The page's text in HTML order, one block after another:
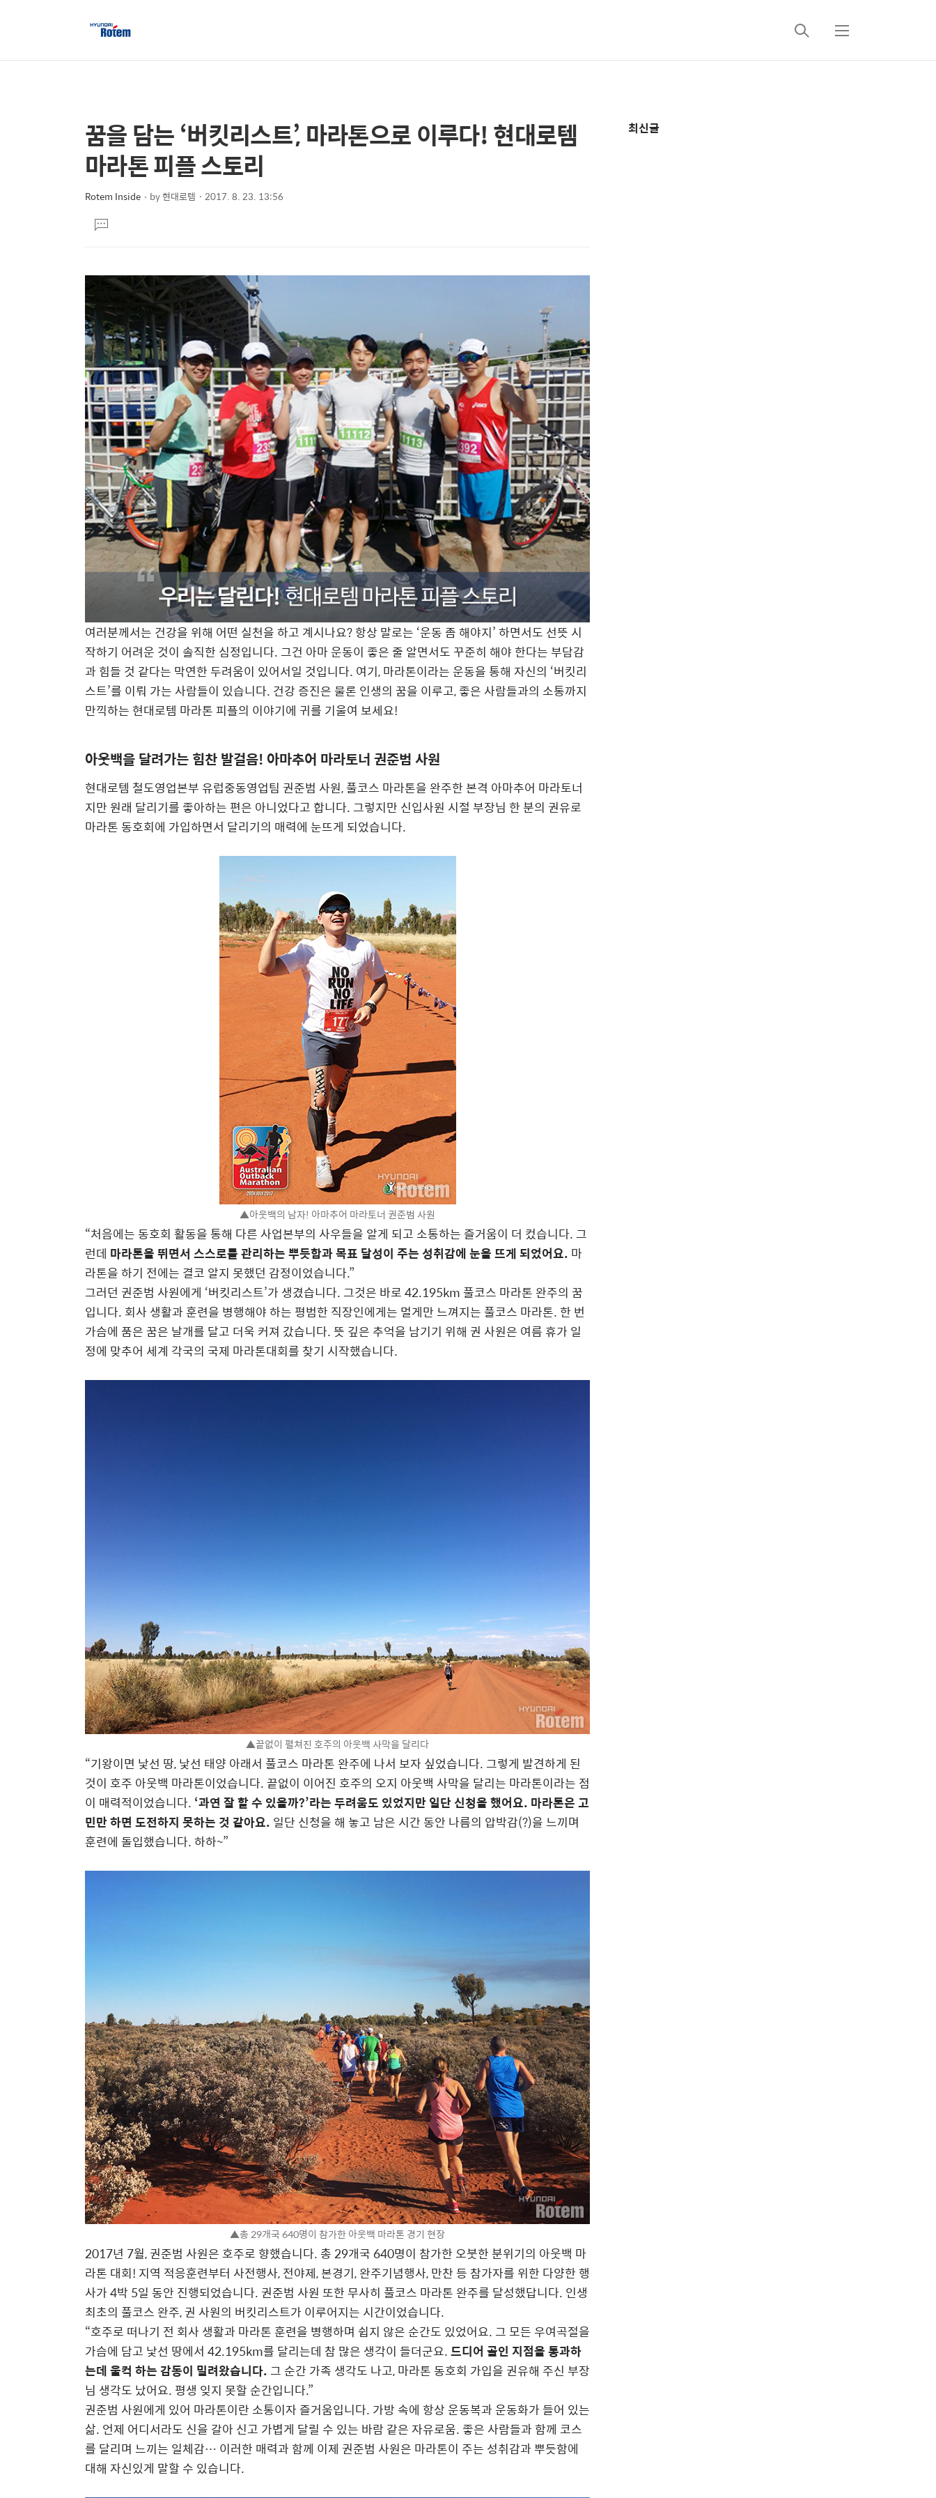
검
메
상
세
컨
텐
본
문
제
꿈을 담는 ‘버킷리스트’, 마라톤으로 이루다! 현대로템
마라톤 피플 스토리
Rotem Inside by현대로템 2017. 8. 23. 13:56
문댓
글
여러분께서는 건강을 위해 어떤 실천을 하고 계시나요? 항상 말로는 ‘운동 좀 해야지’ 하면서도 선뜻 시
작하기 어려운 것이 솔직한 심정입니다. 그건 아마 운동이 좋은 줄 알면서도 꾸준히 해야 한다는 부담감
과 힘들 것 같다는 막연한 두려움이 있어서일 것입니다. 여기, 마라톤이라는 운동을 통해 자신의 ‘버킷리
스트’를 이뤄 가는 사람들이 있습니다. 건강 증진은 물론 인생의 꿈을 이루고, 좋은 사람들과의 소통까지
만끽하는 현대로템 마라톤 피플의 이야기에 귀를 기울여 보세요!
아웃백을 달려가는 힘찬 발걸음! 아마추어 마라토너 권준범 사원
현대로템 철도영업본부 유럽중동영업팀 권준범 사원, 풀코스 마라톤을 완주한 본격 아마추어 마라토너
지만 원래 달리기를 좋아하는 편은 아니었다고 합니다. 그렇지만 신입사원 시절 부장님 한 분의 권유로
마라톤 동호회에 가입하면서 달리기의 매력에 눈뜨게 되었습니다.
▲아웃백의 남자! 아마추어 마라토너 권준범 사원
“처음에는 동호회 활동을 통해 다른 사업본부의 사우들을 알게 되고 소통하는 즐거움이 더 컸습니다. 그
런데 마라톤을 뛰면서 스스로를 관리하는 뿌듯함과 목표 달성이 주는 성취감에 눈을 뜨게 되었어요. 마
라톤을 하기 전에는 결코 알지 못했던 감정이었습니다.”
그러던 권준범 사원에게 ‘버킷리스트’가 생겼습니다. 그것은 바로 42.195km 풀코스 마라톤 완주의 꿈
입니다. 회사 생활과 훈련을 병행해야 하는 평범한 직장인에게는 멀게만 느껴지는 풀코스 마라톤. 한 번
가슴에 품은 꿈은 날개를 달고 더욱 커져 갔습니다. 뜻 깊은 추억을 남기기 위해 권 사원은 여름 휴가 일
정에 맞추어 세계 각국의 국제 마라톤대회를 찾기 시작했습니다.
▲끝없이 펼쳐진 호주의 아웃백 사막을 달리다
“기왕이면 낯선 땅, 낯선 태양 아래서 풀코스 마라톤 완주에 나서 보자 싶었습니다. 그렇게 발견하게 된
것이 호주 아웃백 마라톤이었습니다. 끝없이 이어진 호주의 오지 아웃백 사막을 달리는 마라톤이라는 점
이 매력적이었습니다. ‘과연 잘 할 수 있을까?’라는 두려움도 있었지만 일단 신청을 했어요. 마라톤은 고
민만 하면 도전하지 못하는 것 같아요. 일단 신청을 해 놓고 남은 시간 동안 나름의 압박감(?)을 느끼며
훈련에 돌입했습니다. 하하~”
▲총 29개국 640명이 참가한 아웃백 마라톤 경기 현장
2017년 7월, 권준범 사원은 호주로 향했습니다. 총 29개국 640명이 참가한 오붓한 분위기의 아웃백 마
라톤 대회! 지역 적응훈련부터 사전행사, 전야제, 본경기, 완주기념행사, 만찬 등 참가자를 위한 다양한 행
사가 4박 5일 동안 진행되었습니다. 권준범 사원 또한 무사히 풀코스 마라톤 완주를 달성했답니다. 인생
최초의 풀코스 완주, 권 사원의 버킷리스트가 이루어지는 시간이었습니다.
“호주로 떠나기 전 회사 생활과 마라톤 훈련을 병행하며 쉽지 않은 순간도 있었어요. 그 모든 우여곡절을
가슴에 담고 낯선 땅에서 42.195km를 달리는데 참 많은 생각이 들더군요.드디어 골인 지점을 통과하
는데 울컥 하는 감동이 밀려왔습니다. 그 순간 가족 생각도 나고, 마라톤 동호회 가입을 권유해 주신 부장
님 생각도 났어요. 평생 잊지 못할 순간입니다.”
권준범 사원에게 있어 마라톤이란 소통이자 즐거움입니다. 가방 속에 항상 운동복과 운동화가 들어 있는
삶. 언제 어디서라도 신을 갈아 신고 가볍게 달릴 수 있는 바람 같은 자유로움. 좋은 사람들과 함께 코스
를 달리며 느끼는 일체감… 이러한 매력과 함께 이제 권준범 사원은 마라톤이 주는 성취감과 뿌듯함에
대해 자신있게 말할 수 있습니다.
추
최신글